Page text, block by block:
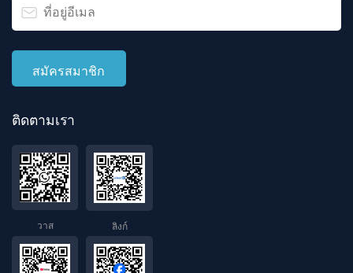
ติดตามเรา
วาส ลิงก์